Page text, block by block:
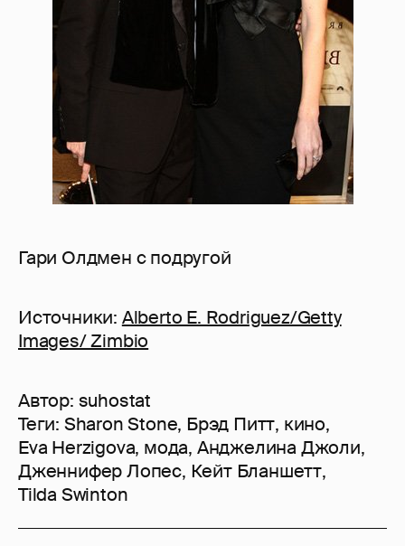
Гари Олдмен с подругой
Источники: Alberto E. Rodriguez/Getty
Images/ Zimbio
Автор: suhostat
Теги: Sharon Stone, Брэд Питт, кино,
Eva Herzigova, мода, Анджелина Джоли,
Дженнифер Лопес, Кейт Бланшетт,
Tilda Swinton